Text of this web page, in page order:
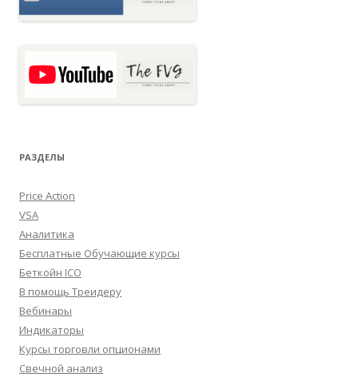
РАЗДЕЛЫ
Price Action
VSA
Аналитика
Бесплатные Обучающие курсы
Беткойн ICO
В помощь Треидеру
Вебинары
Индикаторы
Курсы торговли опционами
Свечной анализ